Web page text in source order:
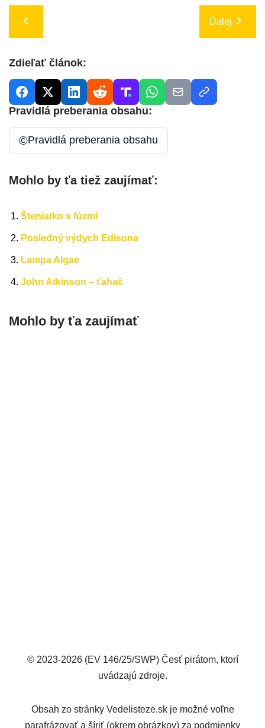
Ďalej
Zdieľať článok:
Pravidlá preberania obsahu:
©Pravidlá preberania obsahu
Mohlo by ťa tiež zaujímať:
Šteniatko s fúzmi
Posledný výdych Edisona
Lampa Algae
John Atkinson – ťahač
Mohlo by ťa zaujímať
© 2023-2026 (EV 146/25/SWP) Česť pirátom, ktorí
uvádzajú zdroje.
Obsah zo stránky Vedelisteze.sk je možné voľne
parafrázovať a šíriť (okrem obrázkov) za podmienky